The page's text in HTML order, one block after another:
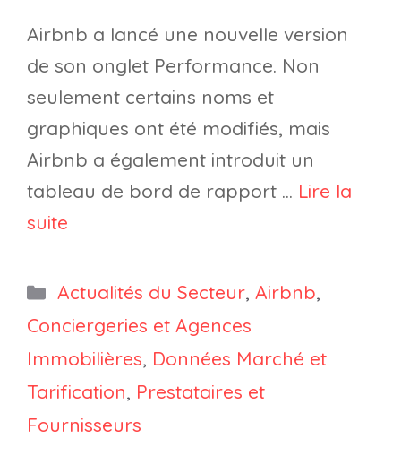
Airbnb a lancé une nouvelle version
de son onglet Performance. Non
seulement certains noms et
graphiques ont été modifiés, mais
Airbnb a également introduit un
tableau de bord de rapport … Lire la
suite
Catégories
Actualités du Secteur, Airbnb,
Conciergeries et Agences
Immobilières, Données Marché et
Tarification, Prestataires et
Fournisseurs